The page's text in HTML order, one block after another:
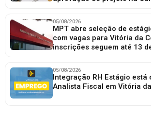
05/08/2026
MPT abre seleção de
com vagas para Vitória da
inscrições seguem até 13
05/08/2026
Integração RH Estágio está
Analista Fiscal em Vitória